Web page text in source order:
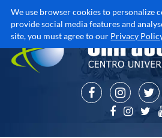
We use browser cookies to personalize
provide social media features and
site, you must agree to our Privacy